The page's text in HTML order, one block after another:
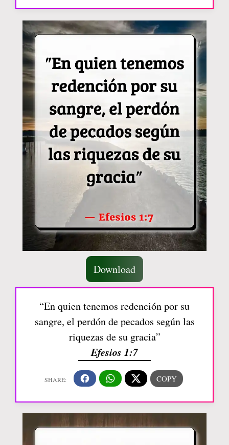
Download
“En quien tenemos redención por su
sangre, el perdón de pecados según las
riquezas de su gracia”
Efesios 1:7